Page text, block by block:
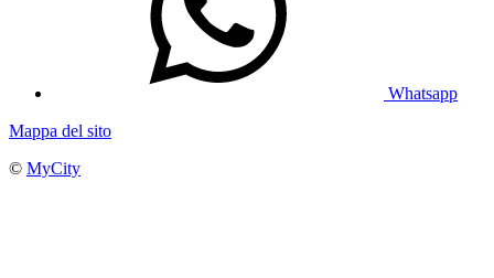
Whatsapp
Mappa del sito
© MyCity